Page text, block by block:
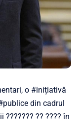
o #inițiativă
din cadrul
?? ???? în